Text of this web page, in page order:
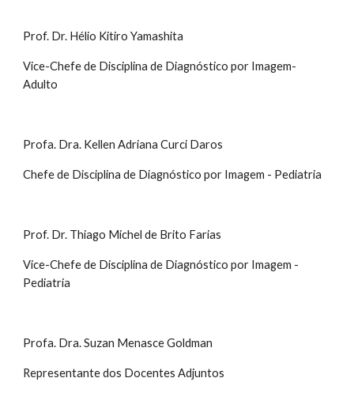
Prof. Dr. Hélio Kitiro Yamashita
Vice-Chefe de Disciplina de Diagnóstico por Imagem-
Adulto
Profa. Dra. Kellen Adriana Curci Daros
Chefe de Disciplina de Diagnóstico por Imagem - Pediatria
Prof. Dr. Thiago Michel de Brito Farias
Vice-Chefe de Disciplina de Diagnóstico por Imagem -
Pediatria
Profa. Dra. Suzan Menasce Goldman
Representante dos Docentes Adjuntos